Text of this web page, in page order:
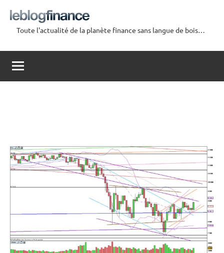
contenu
Blog
Finance
Toute l'actualité de la planète finance sans langue de bois…